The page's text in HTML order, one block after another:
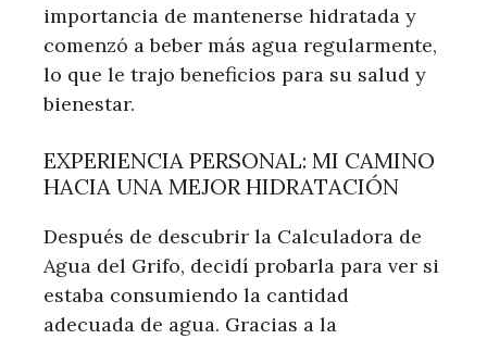
importancia de mantenerse hidratada y
comenzó a beber más agua regularmente,
lo que le trajo beneficios para su salud y
bienestar.
EXPERIENCIA PERSONAL: MI CAMINO
HACIA UNA MEJOR HIDRATACIÓN
Después de descubrir la Calculadora de
Agua del Grifo, decidí probarla para ver si
estaba consumiendo la cantidad
adecuada de agua. Gracias a la